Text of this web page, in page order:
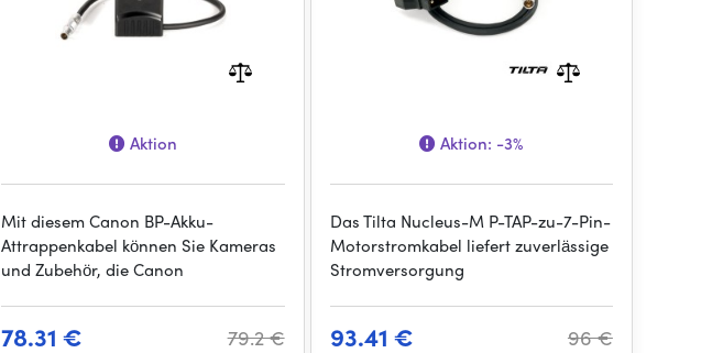
Aktion
Mit diesem Canon BP-Akku-
Attrappenkabel können Sie Kameras
und Zubehör, die Canon
78.31 € 79.2 €
Aktion: -3%
Das Tilta Nucleus-M P-TAP-zu-7-Pin-
Motorstromkabel liefert zuverlässige
Stromversorgung
93.41 € 96 €